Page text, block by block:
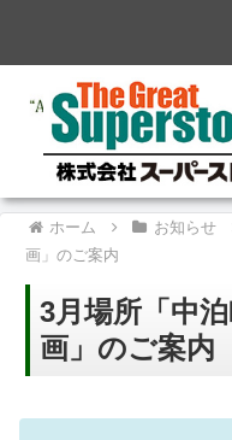
ホーム お知らせ
画」のご案内
3月場所「中
画」のご案内